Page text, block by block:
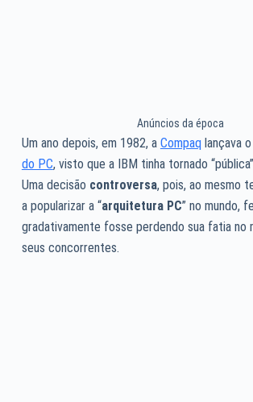
Anúncios da época
Um ano depois, em 1982, a Compaqlançava o
do PC, visto que a IBM tinha tornado
Uma decisão controversa, pois, ao mesmo
a popularizar a “arquitetura PC” no mundo,
gradativamente fosse perdendo sua fatia no
seus concorrentes.